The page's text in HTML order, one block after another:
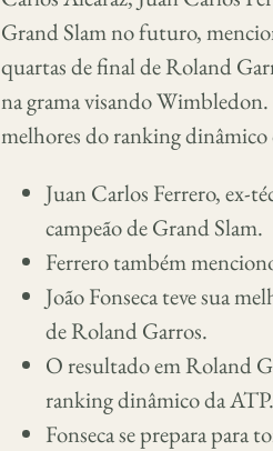
Grand Slam no futuro,
quartas de final de Roland
na grama visando
melhores do ranking dinâmico
Juan Carlos Ferrero, ex-
campeão de Grand Slam.
Ferrero também
João Fonseca teve sua
de Roland Garros.
O resultado em Roland
ranking dinâmico da ATP.
Fonseca se prepara para